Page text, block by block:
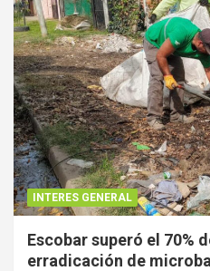
INTERES GENERAL
Escobar superó el 70%
erradicación de